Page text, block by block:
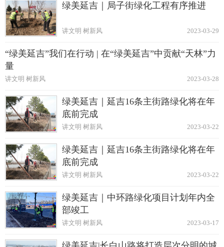
绿美延吉｜局子街绿化工程有序推进
2023-03-29
讲文明 树新风
“绿美延吉”我们在行动 | 在“绿美延吉”中贡献“天林”力
量
2023-03-28
讲文明 树新风
绿美延吉｜延吉16条主街路绿化将在年
底前完成
2023-03-22
讲文明 树新风
绿美延吉｜延吉16条主街路绿化将在年
底前完成
2023-03-22
讲文明 树新风
绿美延吉｜中环路绿化项目计划年内全
部竣工
2023-03-17
讲文明 树新风